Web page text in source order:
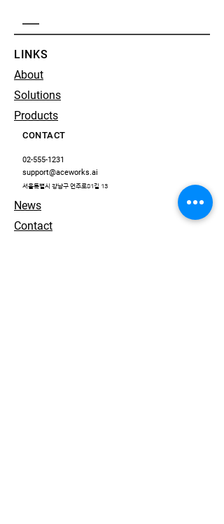
LINKS
About
Solutions
Products
CONTACT
02-555-1231
support@aceworks.ai
서울특별시 강남구 언주로81길 13
News
Contact